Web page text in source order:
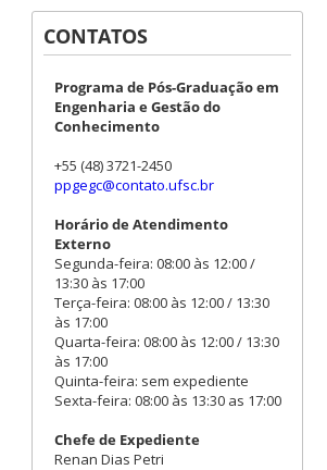
CONTATOS
Programa de Pós-Graduação em
Engenharia e Gestão do
Conhecimento
+55 (48) 3721-2450
ppgegc@contato.ufsc.br
Horário de Atendimento
Externo
Segunda-feira: 08:00 às 12:00 /
13:30 às 17:00
Terça-feira: 08:00 às 12:00 / 13:30
às 17:00
Quarta-feira: 08:00 às 12:00 / 13:30
às 17:00
Quinta-feira: sem expediente
Sexta-feira: 08:00 às 13:30 as 17:00
Chefe de Expediente
Renan Dias Petri